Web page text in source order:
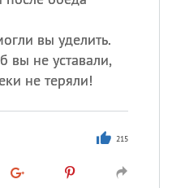
вы уделить.
вы не уставали,
не теряли!
215
маяка
Бояка
празднуют именины
Анатолий , Афанасий, Борис